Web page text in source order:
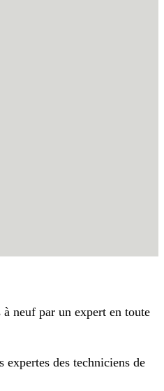
neuf par un expert en toute
expertes des techniciens de